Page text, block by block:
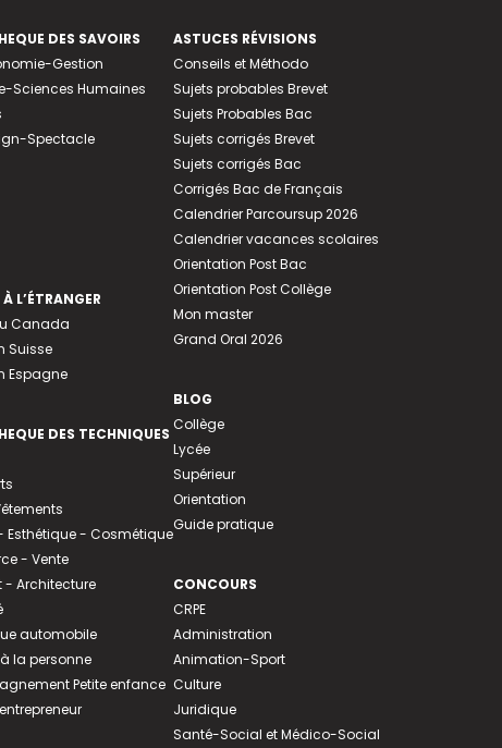
DES SAVOIRS
Gestion
Sciences Humaines
Spectacle
L’ÉTRANGER
Canada
Suisse
Espagne
DES TECHNIQUES
Esthétique - Cosmétique
- Vente
- Architecture
automobile
la personne
Petite enfance
ASTUCES RÉVISIONS
Conseils et Méthodo
Sujets probables Brevet
Sujets Probables Bac
Sujets corrigés Brevet
Sujets corrigés Bac
Corrigés Bac de Français
Calendrier Parcoursup 2026
Calendrier vacances scolaires
Orientation Post Bac
Orientation Post Collège
Mon master
Grand Oral 2026
BLOG
Collège
Lycée
Supérieur
Orientation
Guide pratique
CONCOURS
CRPE
Administration
Animation-Sport
Culture
Juridique
Santé-Social et Médico-Social